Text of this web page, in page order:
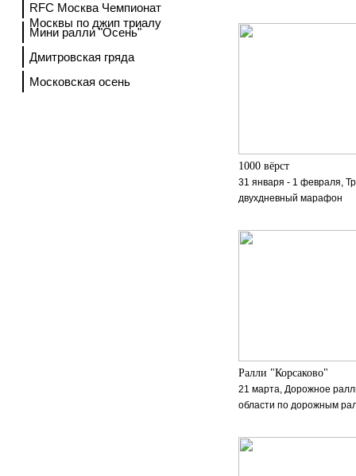
RFC Москва Чемпионат
Москвы по джип триалу
Мини ралли "Осень"
Дмитровская гряда
Московская осень
1000 вёрст
31 января - 1 февраля,
двухдневный марафон
Ралли "Корсаково"
21 марта, Дорожное
области по дорожным